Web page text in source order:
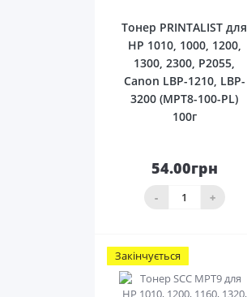
Тонер PRINTALIST для
HP 1010, 1000, 1200,
1300, 2300, P2055,
Canon LBP-1210, LBP-
3200 (MPT8-100-PL)
100г
54.00грн
- +
кошика
Закінчується